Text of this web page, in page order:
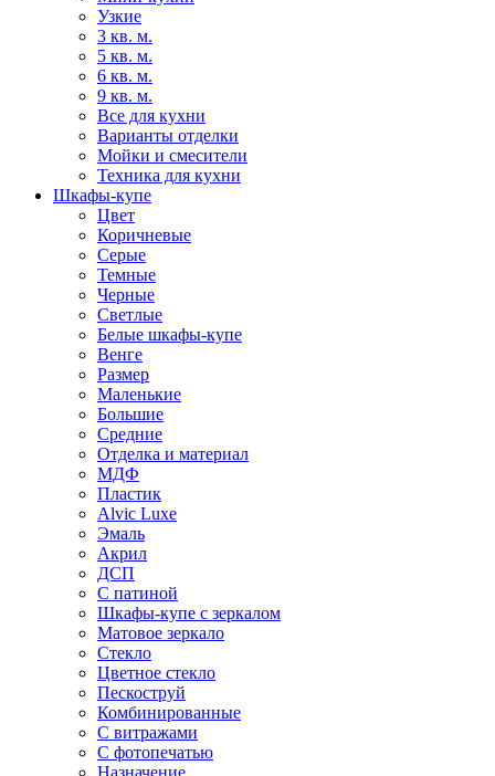
Узкие
3 кв. м.
5 кв. м.
6 кв. м.
9 кв. м.
Все для кухни
Варианты отделки
Мойки и смесители
Техника для кухни
Шкафы-купе
Цвет
Коричневые
Серые
Темные
Черные
Светлые
Белые шкафы-купе
Венге
Размер
Маленькие
Большие
Средние
Отделка и материал
МДФ
Пластик
Alvic Luxe
Эмаль
Акрил
ДСП
С патиной
Шкафы-купе с зеркалом
Матовое зеркало
Стекло
Цветное стекло
Пескоструй
Комбинированные
С витражами
С фотопечатью
Назначение